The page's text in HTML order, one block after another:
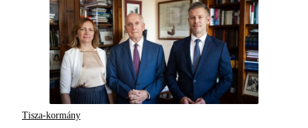
Tisza-kormány